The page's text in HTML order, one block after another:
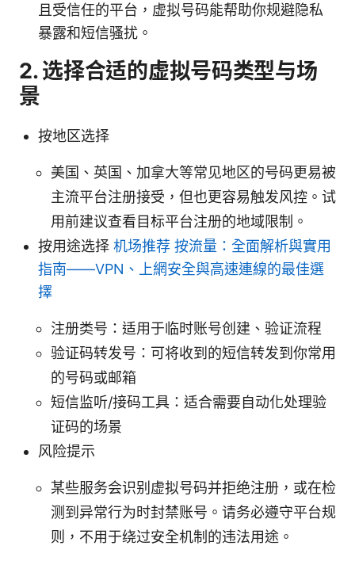
且受信任的平台，虚拟号码能帮助你规避隐私
暴露和短信骚扰。
2. 选择合适的虚拟号码类型与场
景
按地区选择
美国、英国、加拿大等常见地区的号码更易被
主流平台注册接受，但也更容易触发风控。试
用前建议查看目标平台注册的地域限制。
按用途选择 机场推荐 按流量：全面解析與實用
指南——VPN、上網安全與高速連線的最佳選
擇
注册类号：适用于临时账号创建、验证流程
验证码转发号：可将收到的短信转发到你常用
的号码或邮箱
短信监听/接码工具：适合需要自动化处理验
证码的场景
风险提示
某些服务会识别虚拟号码并拒绝注册，或在检
测到异常行为时封禁账号。请务必遵守平台规
则，不用于绕过安全机制的违法用途。